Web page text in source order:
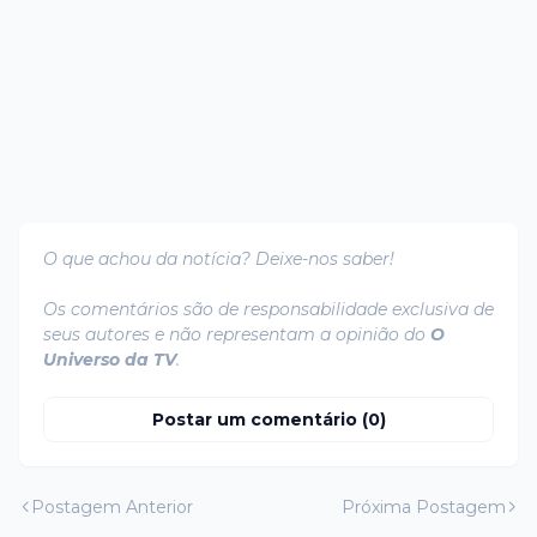
O que achou da notícia? Deixe-nos saber!
Os comentários são de responsabilidade exclusiva de
seus autores e não representam a opinião do O
Universo da TV.
Postar um comentário (0)
Postagem Anterior Próxima Postagem